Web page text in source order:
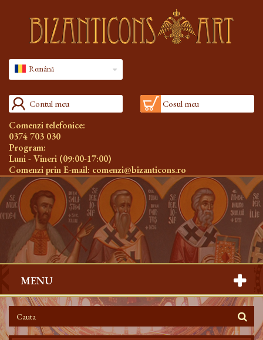
Română
Contul meu Cosul meu
Comenzi telefonice:
0374 703 030
Program:
Luni - Vineri (09:00-17:00)
Comenzi prin E-mail: comenzi@bizanticons.ro
MENU